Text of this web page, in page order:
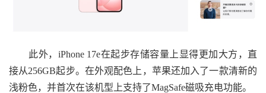
此外，iPhone 17e在起步存储容量上显得更加大方，直
接从256GB起步。在外观配色上，苹果还加入了一款清新的
浅粉色，并首次在该机型上支持了MagSafe磁吸充电功能。